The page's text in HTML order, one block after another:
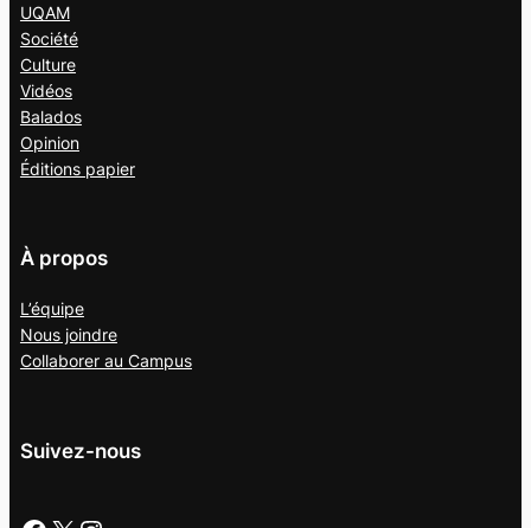
UQAM
Société
Culture
Vidéos
Balados
Opinion
Éditions papier
À propos
L’équipe
Nous joindre
Collaborer au Campus
Suivez-nous